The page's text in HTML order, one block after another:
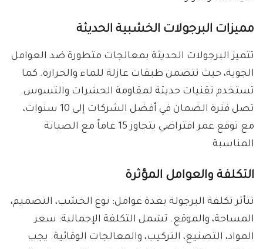
مميزات البرجولات الخشبية الحديثة
تتميز البرجولات الحديثة بمعالجات متطورة ضد العوامل
الجوية، حيث تتضمن طبقات عازلة للماء والحرارة. كما
تستخدم تقنيات حديثة لمقاومة الحشرات والتسوس.
تصل فترة الضمان في أفضل الشركات إلى 10 سنوات،
مع توقع عمر افتراضي يتجاوز 15 عاماً مع الصيانة
المناسبة
التكلفة والعوامل المؤثرة
تتأثر تكلفة البرجولة بعدة عوامل: نوع الخشب، التصميم،
المساحة، والموقع. تشمل التكلفة الإجمالية: سعر
المواد، التصنيع، التركيب، والمعالجات الوقائية. يجب